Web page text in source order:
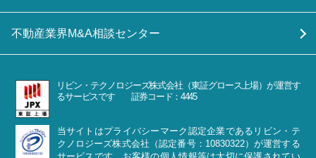
不動産業界M&A相談センター
リビン・テクノロジーズ株式会社（東証グロース上場）が運営す
るサービスです 証券コード：4445
当サイトはプライバシーマーク認定企業であるリビン・テ
クノロジーズ株式会社（認定番号：10830322）が運営する